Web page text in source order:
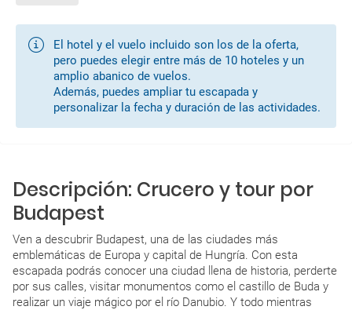
09/09/2026
15:45
BUD
vuelo directo 09/09/2026
19:15
MAD
El hotel y el vuelo incluido son los de la oferta,
pero puedes elegir entre más de 10 hoteles y un
amplio abanico de vuelos.
Además, puedes ampliar tu escapada y
personalizar la fecha y duración de las actividades.
Descripción: Crucero y tour por
Budapest
Ven a descubrir Budapest, una de las ciudades más
emblemáticas de Europa y capital de Hungría. Con esta
escapada podrás conocer una ciudad llena de historia, perderte
por sus calles, visitar monumentos como el castillo de Buda y
realizar un viaje mágico por el río Danubio. Y todo mientras